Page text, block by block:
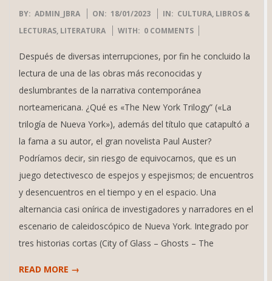
2023-
01-
BY: ADMIN_JBRA ON: 18/01/2023 IN: CULTURA, LIBROS &
LECTURAS, LITERATURA WITH: 0 COMMENTS
Después de diversas interrupciones, por fin he concluido la
lectura de una de las obras más reconocidas y
deslumbrantes de la narrativa contemporánea
norteamericana. ¿Qué es «The New York Trilogy” («La
trilogía de Nueva York»), además del título que catapultó a
la fama a su autor, el gran novelista Paul Auster?
Podríamos decir, sin riesgo de equivocarnos, que es un
juego detectivesco de espejos y espejismos; de encuentros
y desencuentros en el tiempo y en el espacio. Una
alternancia casi onírica de investigadores y narradores en el
escenario de caleidoscópico de Nueva York. Integrado por
tres historias cortas (City of Glass – Ghosts – The
READ MORE →